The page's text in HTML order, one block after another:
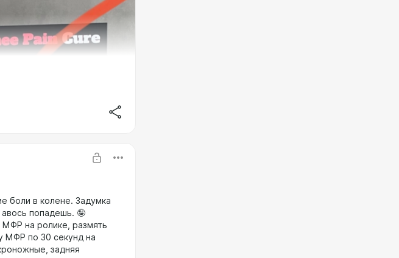
боли в колене. Задумка
попадешь. 🤪
МФР на ролике, размять
МФР по 30 секунд на
задняя